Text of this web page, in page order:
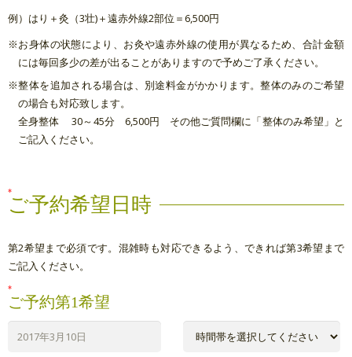
例）はり＋灸（3壮)＋遠赤外線2部位＝6,500円
※お身体の状態により、お灸や遠赤外線の使用が異なるため、合計金額
には毎回多少の差が出ることがありますので予めご了承ください。
※整体を追加される場合は、別途料金がかかります。整体のみのご希望
の場合も対応致します。
全身整体 30～45分 6,500円 その他ご質問欄に「整体のみ希望」と
ご記入ください。
ご予約希望日時
第2希望まで必須です。混雑時も対応できるよう、できれば第3希望まで
ご記入ください。
ご予約第1希望